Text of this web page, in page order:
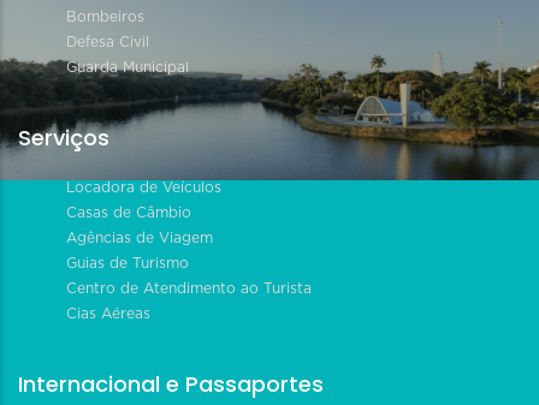
Bombeiros
Defesa Civil
Guarda Municipal
Serviços
Locadora de Veículos
Casas de Câmbio
Agências de Viagem
Guias de Turismo
Centro de Atendimento ao Turista
Cias Aéreas
Internacional e Passaportes